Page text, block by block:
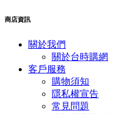
商店資訊
關於我們
關於台時購網
客戶服務
購物須知
隱私權宣告
常見問題